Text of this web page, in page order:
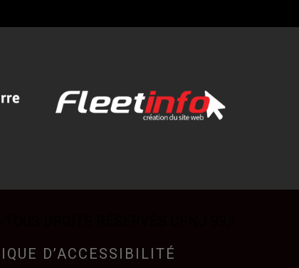
D’ACCESSIBILITÉ